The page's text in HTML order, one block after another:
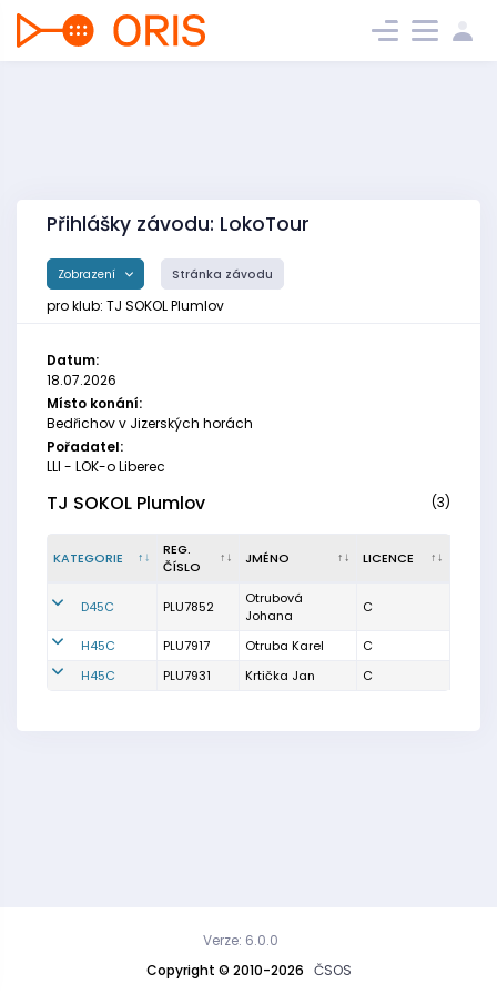
Přihlášky závodu: LokoTour
Zobrazení Stránka závodu
pro klub: TJ SOKOL Plumlov
Datum:
18.07.2026
Místo konání:
Bedřichov v Jizerských horách
Pořadatel:
LLI - LOK-o Liberec
TJ SOKOL Plumlov (3)
KATEGORIE
REG.
ČÍSLO
JMÉNO LICENCE
D45C PLU7852
Otrubová
Johana
C
H45C PLU7917 Otruba Karel
C
H45C
PLU7931 Krtička Jan C
Copyright © 2010-2026 ČSOS
Verze: 6.0.0